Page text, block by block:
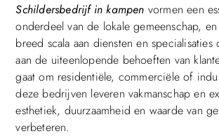
Schildersbedrijf in kampen vormen een
onderdeel van de lokale gemeenschap,
breed scala aan diensten en
aan de uiteenlopende behoeften van
gaat om residentiële, commerciële of
deze bedrijven leveren vakmanschap en
esthetiek, duurzaamheid en waarde van
verbeteren.